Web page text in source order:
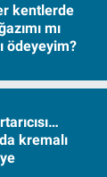
kentlerde
mı
ödeyeyim?
kremalı